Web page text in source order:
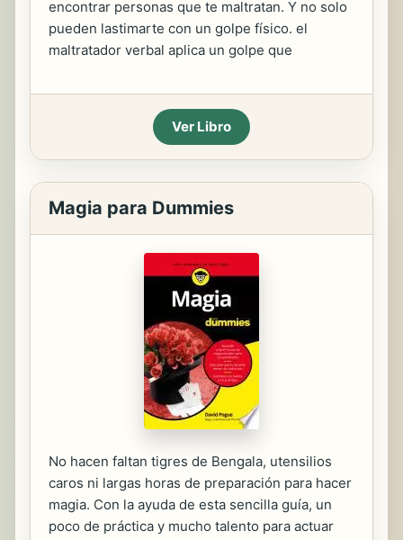
encontrar personas que te maltratan. Y no solo
pueden lastimarte con un golpe físico. el
maltratador verbal aplica un golpe que
Ver Libro
Magia para Dummies
No hacen faltan tigres de Bengala, utensilios
caros ni largas horas de preparación para hacer
magia. Con la ayuda de esta sencilla guía, un
poco de práctica y mucho talento para actuar